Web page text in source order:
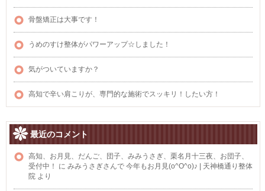
骨盤矯正は大事です！
うめのすけ整体がパワーアップ☆しました！
気がついていますか？
高知で辛い肩こりが、専門的な施術でスッキリ！したい方！
最近のコメント
高知、お月見、だんご、団子、みみうさぎ、栗名月十三夜、お団子、
受付中！
に みみうさぎさんで 今年もお月見(o^O^o)♪ | 天神橋通り整体
院 より